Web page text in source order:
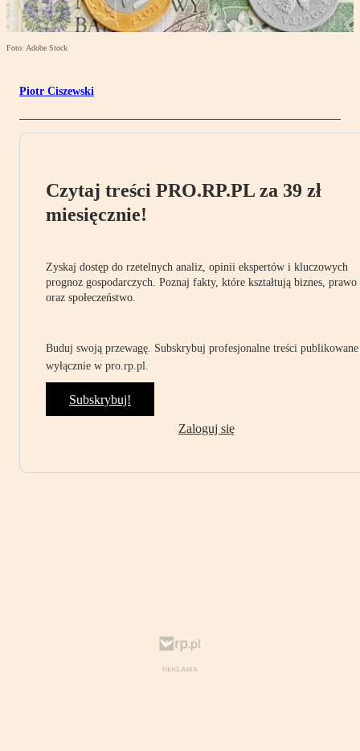
Foto: Adobe Stock
Piotr Ciszewski
Czytaj treści PRO.RP.PL za 39 zł
miesięcznie!
Zyskaj dostęp do rzetelnych analiz, opinii ekspertów i kluczowych
prognoz gospodarczych. Poznaj fakty, które kształtują biznes, prawo
oraz społeczeństwo.
Buduj swoją przewagę. Subskrybuj profesjonalne treści publikowane
wyłącznie w pro.rp.pl.
Subskrybuj!
Zaloguj się